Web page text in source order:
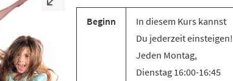
Beginn
In diesem Kurs kannst
Du jederzeit einsteigen!
Jeden Montag,
Dienstag 16:00-16:45